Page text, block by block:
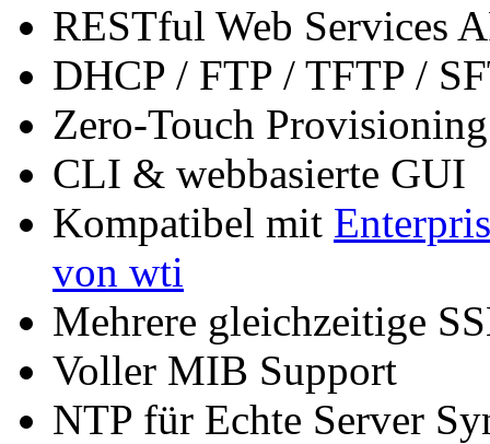
RESTful Web Services
DHCP / FTP / TFTP /
Zero-Touch
CLI & webbasierte GUI
Kompatibel mit
von wti
Mehrere gleichzeitige
Voller MIB Support
NTP für Echte Server